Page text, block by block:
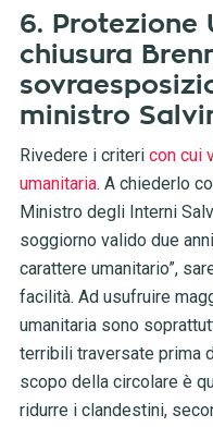
6. Protezione
chiusura
ministro
Rivedere i criteri con cui
umanitaria. A chiederlo
Ministro degli Interni
soggiorno valido due
carattere umanitario”,
facilità. Ad usufruire
umanitaria sono
terribili traversate prima
scopo della circolare è
ridurre i clandestini,